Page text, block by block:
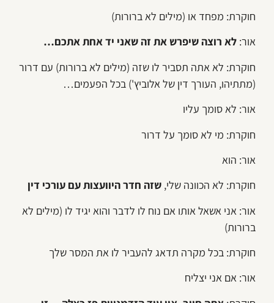
חוקרת: מפחד או (מילים לא ברורות)
אור: לא רוצה שיפרש את זה שאני יד אחת אתכם…
חוקרת: לא אתה תסביר לו שזה (מילים לא ברורות) עם דרור
(מתתיהו, העורך דין של אלוביץ') בכל הפעמים…
אור: לא סומך עליו
חוקרת: מי לא סומך על דרור
אור: הוא
חוקרת: לא הכוונה שלי, שזה חדר היוועצות עם עורכי דין
אור: אני אשאל אותו אם נוח לו לדבר והוא יגיד לו (מילים לא
ברורות)
חוקרת: בכל מקרה תדאג להעביר לו את המסר שלך
אור: אם אני יצליח